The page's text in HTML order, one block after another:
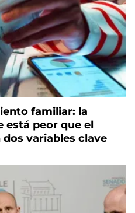
familiar: la
está peor que el
variables clave